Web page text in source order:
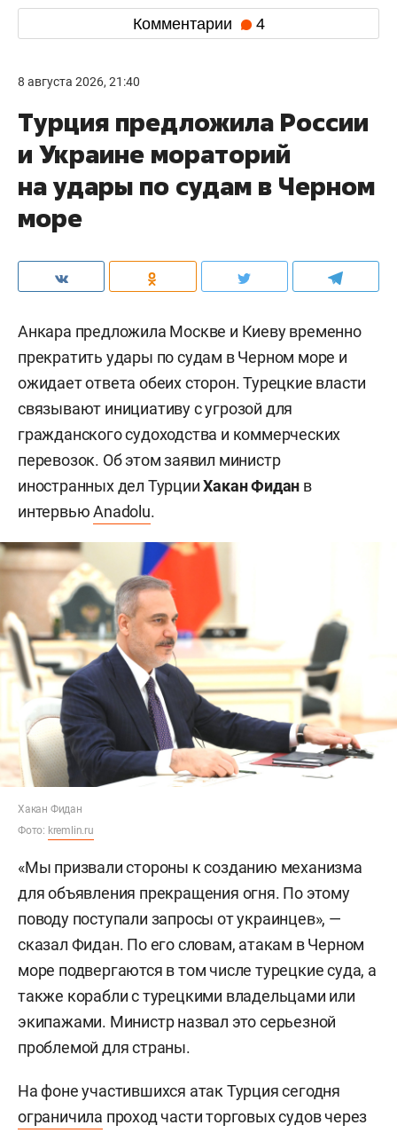
Комментарии 4
8 августа 2026, 21:40
Турция предложила России
и Украине мораторий
на удары по судам в Черном
море
Анкара предложила Москве и Киеву временно
прекратить удары по судам в Черном море и
ожидает ответа обеих сторон. Турецкие власти
связывают инициативу с угрозой для
гражданского судоходства и коммерческих
перевозок. Об этом заявил министр
иностранных дел ТурцииХакан Фидан в
интервьюAnadolu.
Хакан Фидан
Фото: kremlin.ru
«Мы призвали стороны к созданию механизма
для объявления прекращения огня. По этому
поводу поступали запросы от украинцев», —
сказал Фидан. По его словам, атакам в Черном
море подвергаются в том числе турецкие суда, а
также корабли с турецкими владельцами или
экипажами. Министр назвал это серьезной
проблемой для страны.
На фоне участившихся атак Турция сегодня
ограничила проход части торговых судов через